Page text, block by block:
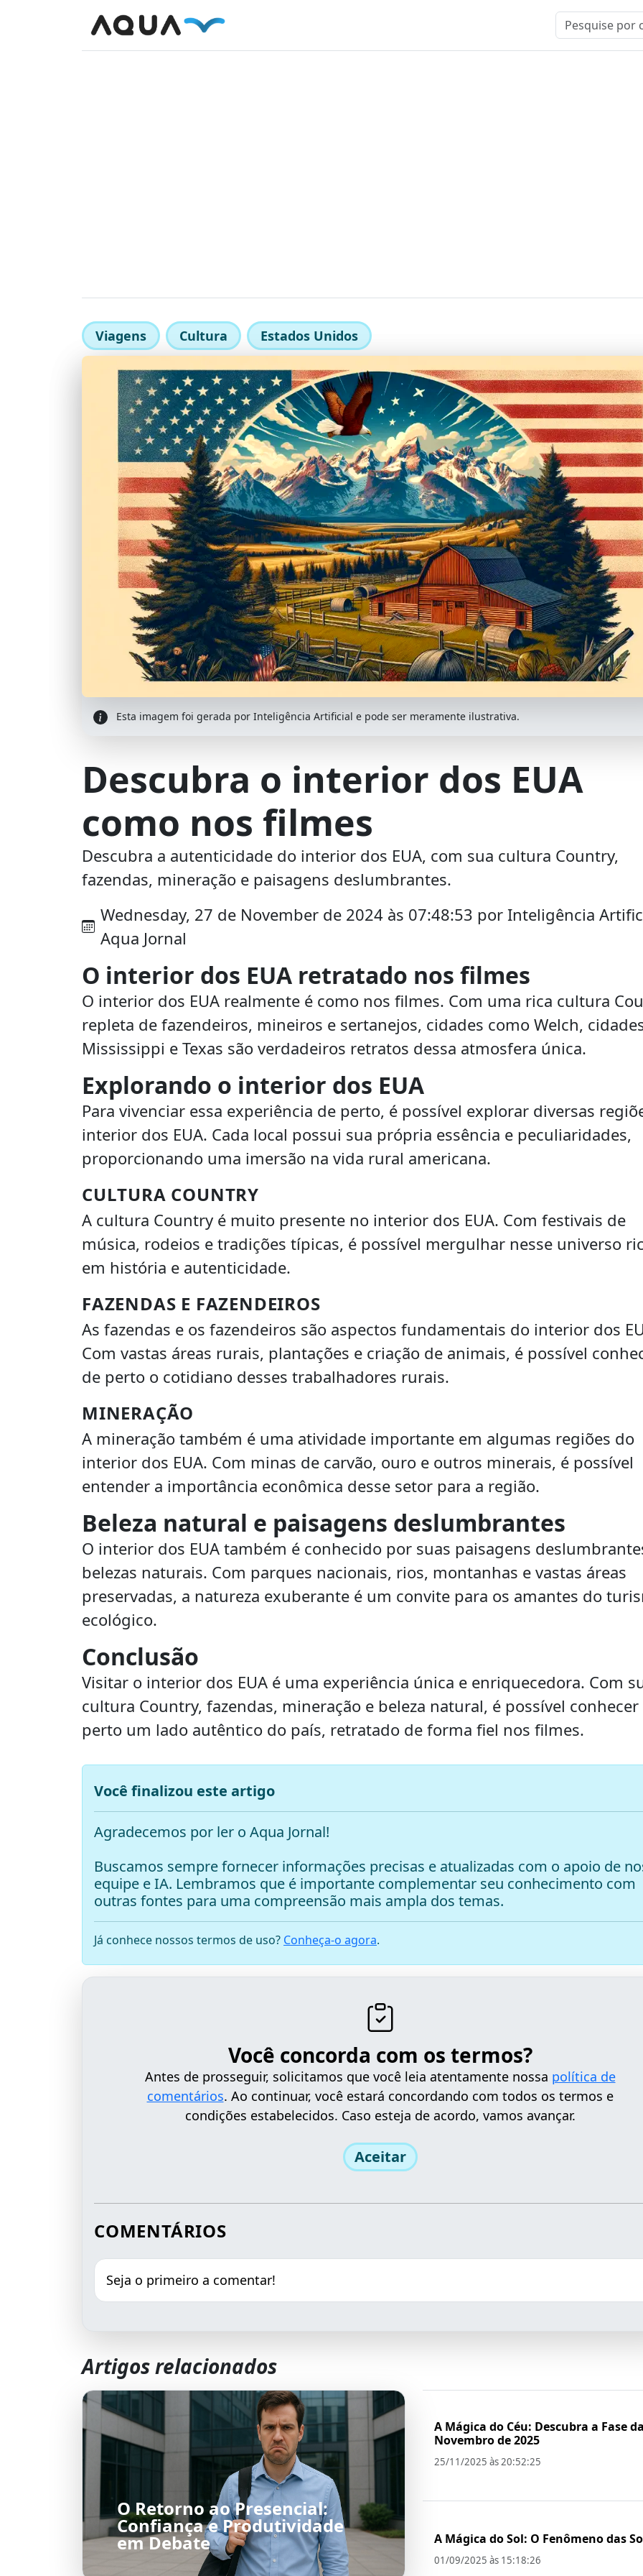
Viagens Cultura Estados Unidos
Esta imagem foi gerada por Inteligência Artificial e pode ser meramente ilustrativa.
Descubra o interior dos EUA
como nos filmes
Descubra a autenticidade do interior dos EUA, com sua cultura Country,
fazendas, mineração e paisagens deslumbrantes.
Wednesday, 27 de November de 2024 às 07:48:53 por Inteligência
Aqua Jornal
O interior dos EUA retratado nos filmes
O interior dos EUA realmente é como nos filmes. Com uma rica cultura
repleta de fazendeiros, mineiros e sertanejos, cidades como Welch,
Mississippi e Texas são verdadeiros retratos dessa atmosfera única.
Explorando o interior dos EUA
Para vivenciar essa experiência de perto, é possível explorar diversas
interior dos EUA. Cada local possui sua própria essência e peculiaridades,
proporcionando uma imersão na vida rural americana.
CULTURA COUNTRY
A cultura Country é muito presente no interior dos EUA. Com festivais de
música, rodeios e tradições típicas, é possível mergulhar nesse universo
em história e autenticidade.
FAZENDAS E FAZENDEIROS
As fazendas e os fazendeiros são aspectos fundamentais do interior dos
Com vastas áreas rurais, plantações e criação de animais, é possível
de perto o cotidiano desses trabalhadores rurais.
MINERAÇÃO
A mineração também é uma atividade importante em algumas regiões do
interior dos EUA. Com minas de carvão, ouro e outros minerais, é possível
entender a importância econômica desse setor para a região.
Beleza natural e paisagens deslumbrantes
O interior dos EUA também é conhecido por suas paisagens
belezas naturais. Com parques nacionais, rios, montanhas e vastas áreas
preservadas, a natureza exuberante é um convite para os amantes do
ecológico.
Conclusão
Visitar o interior dos EUA é uma experiência única e enriquecedora. Com
cultura Country, fazendas, mineração e beleza natural, é possível conhecer
perto um lado autêntico do país, retratado de forma fiel nos filmes.
Você finalizou este artigo
Agradecemos por ler o Aqua Jornal!
Buscamos sempre fornecer informações precisas e atualizadas com o apoio de
equipe e IA. Lembramos que é importante complementar seu conhecimento com
outras fontes para uma compreensão mais ampla dos temas.
Já conhece nossos termos de uso? Conheça-o agora.
Você concorda com os termos?
Antes de prosseguir, solicitamos que você leia atentamente nossa política de
comentários. Ao continuar, você estará concordando com todos os termos e
condições estabelecidos. Caso esteja de acordo, vamos avançar.
Aceitar
COMENTÁRIOS
Seja o primeiro a comentar!
Artigos relacionados
O Retorno ao Presencial:
Confiança e Produtividade
em Debate
A Mágica do Céu: Descubra a Fase
Novembro de 2025
25/11/2025 às 20:52:25
A Mágica do Sol: O Fenômeno das
01/09/2025 às 15:18:26